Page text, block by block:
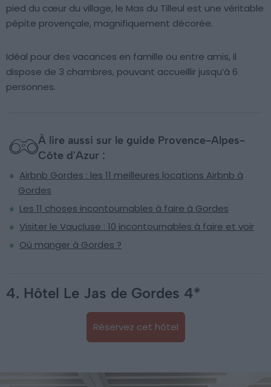
pied du cœur du village, le Mas du Tilleul est une véritable
pépite provençale, magnifiquement décorée.
Idéal pour des vacances en famille ou entre amis, il
dispose de 3 chambres, pouvant accueillir jusqu’à 6
personnes.
À lire aussi sur le guide Provence-Alpes-
Côte d'Azur :
Airbnb Gordes : les 11 meilleures locations Airbnb à
Gordes
Les 11 choses incontournables à faire à Gordes
Visiter le Vaucluse : 10 incontournables à faire et voir
Où manger à Gordes ?
4. Hôtel Le Jas de Gordes 4*
Réservez cet hôtel